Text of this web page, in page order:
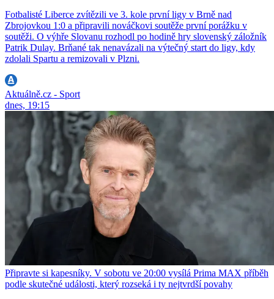
Fotbalisté Liberce zvítězili ve 3. kole první ligy v Brně nad
Zbrojovkou 1:0 a připravili nováčkovi soutěže první porážku v
soutěži. O výhře Slovanu rozhodl po hodině hry slovenský záložník
Patrik Dulay. Brňané tak nenavázali na výtečný start do ligy, kdy
zdolali Spartu a remizovali v Plzni.
Aktuálně.cz - Sport
dnes, 19:15
Připravte si kapesníky. V sobotu ve 20:00 vysílá Prima MAX příběh
podle skutečné události, který rozseká i ty nejtvrdší povahy